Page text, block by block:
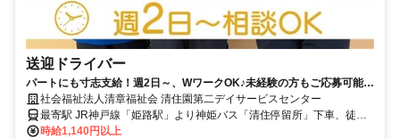
送迎ドライバー
パートにも寸志支給！週2日～、WワークOK♪未経験の方もご応募可能で
す【姫路市・姫路駅・デイ・送迎ドライバー・パート】
社会福祉法人清章福祉会 清住園第二デイサービスセンター
最寄駅 JR神戸線「姫路駅」より神姫バス「清住停留所」下車、徒歩1
分
時給1,140円以上